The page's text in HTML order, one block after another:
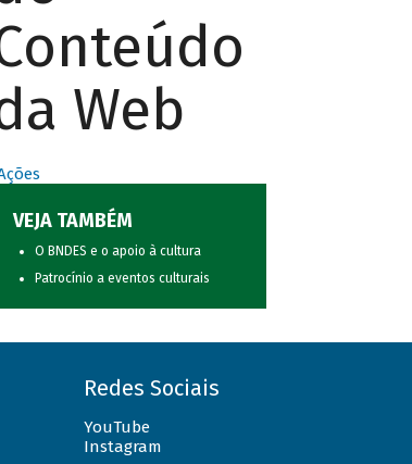
Web
VEJA TAMBÉM
O BNDES e o apoio à cultura
Patrocínio a eventos culturais
Redes Sociais
YouTube
Instagram